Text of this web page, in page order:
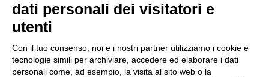
NOTE LEGALI
Documentazione contrattuale e GDPR
Condizioni generali di fornitura
dati personali dei visitatori e
utenti
Con il tuo consenso, noi e i nostri partner utilizziamo i cookie e
tecnologie simili per archiviare, accedere ed elaborare i dati
personali come, ad esempio, la visita al sito web o la